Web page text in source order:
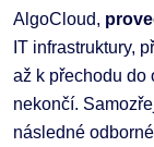
AlgoCloud,
IT infrastruktury,
až k přechodu do
nekončí.
následné